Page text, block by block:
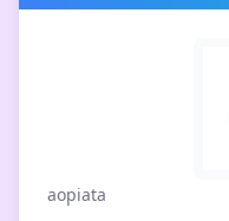
aopiata